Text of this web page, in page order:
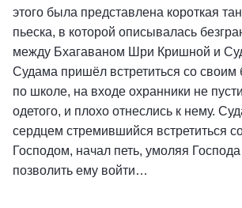
этого была представлена короткая
пьеска, в которой описывалась
между Бхагаваном Шри Кришной и
Судама пришёл встретиться со
по школе, на входе охранники не
одетого, и плохо отнеслись к нему.
сердцем стремившийся встретиться
Господом, начал петь, умоляя Господа
позволить ему войти…